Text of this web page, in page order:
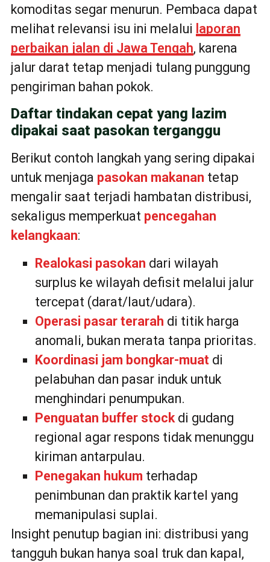
komoditas segar menurun. Pembaca dapat
melihat relevansi isu ini melalui laporan
perbaikan jalan di Jawa Tengah, karena
jalur darat tetap menjadi tulang punggung
pengiriman bahan pokok.
Daftar tindakan cepat yang lazim
dipakai saat pasokan terganggu
Berikut contoh langkah yang sering dipakai
untuk menjaga pasokan makanan tetap
mengalir saat terjadi hambatan distribusi,
sekaligus memperkuat pencegahan
kelangkaan:
Realokasi pasokan dari wilayah
surplus ke wilayah defisit melalui jalur
tercepat (darat/laut/udara).
Operasi pasar terarah di titik harga
anomali, bukan merata tanpa prioritas.
Koordinasi jam bongkar-muat di
pelabuhan dan pasar induk untuk
menghindari penumpukan.
Penguatan buffer stockdi gudang
regional agar respons tidak menunggu
kiriman antarpulau.
Penegakan hukum terhadap
penimbunan dan praktik kartel yang
memanipulasi suplai.
Insight penutup bagian ini: distribusi yang
tangguh bukan hanya soal truk dan kapal,